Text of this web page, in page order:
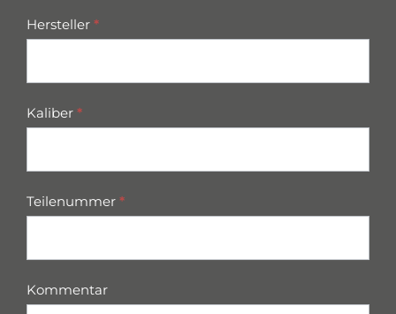
Hersteller *
Kaliber *
Teilenummer *
Kommentar